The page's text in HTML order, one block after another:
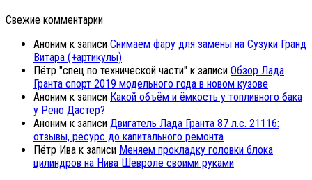
Свежие комментарии
Аноним к записи Снимаем фару для замены на Сузуки Гранд
Витара (+артикулы)
Пётр "спец по технической части" к записи Обзор Лада
Гранта спорт 2019 модельного года в новом кузове
Аноним к записи Какой объём и ёмкость у топливного бака
у Рено Дастер?
Аноним к записи Двигатель Лада Гранта 87 л.с. 21116:
отзывы, ресурс до капитального ремонта
Пётр Ива к записи Меняем прокладку головки блока
цилиндров на Нива Шевроле своими руками